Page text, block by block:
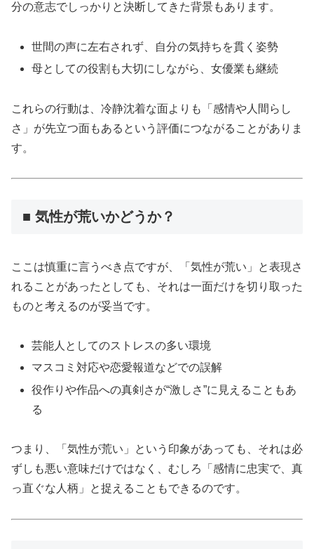
分の意志でしっかりと決断してきた背景もあります。
世間の声に左右されず、自分の気持ちを貫く姿勢
母としての役割も大切にしながら、女優業も継続
これらの行動は、冷静沈着な面よりも「感情や人間らし
さ」が先立つ面もあるという評価につながることがありま
す。
■ 気性が荒いかどうか？
ここは慎重に言うべき点ですが、「気性が荒い」と表現さ
れることがあったとしても、それは一面だけを切り取った
ものと考えるのが妥当です。
芸能人としてのストレスの多い環境
マスコミ対応や恋愛報道などでの誤解
役作りや作品への真剣さが“激しさ”に見えることもあ
る
つまり、「気性が荒い」という印象があっても、それは必
ずしも悪い意味だけではなく、むしろ「感情に忠実で、真
っ直ぐな人柄」と捉えることもできるのです。